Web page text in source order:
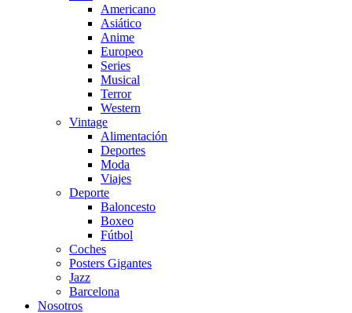
Americano
Asiático
Anime
Europeo
Series
Musical
Terror
Western
Vintage
Alimentación
Deportes
Moda
Viajes
Deporte
Baloncesto
Boxeo
Fútbol
Coches
Posters Gigantes
Jazz
Barcelona
Nosotros